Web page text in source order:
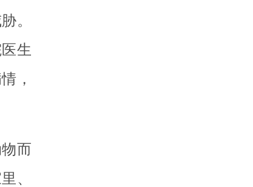
。
生
，
而
、